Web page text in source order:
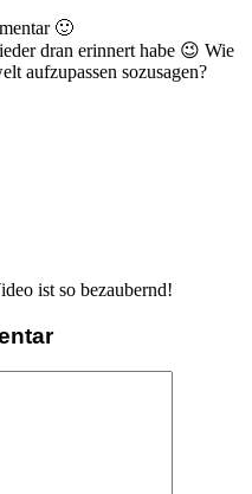
🙂
dran erinnert habe 😉 Wie
aufzupassen sozusagen?
ist so bezaubernd!